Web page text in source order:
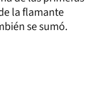
la flamante
se sumó.